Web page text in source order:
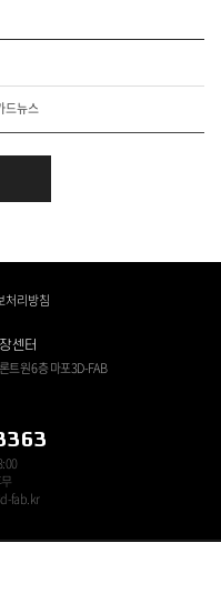
드뉴스
처리방침
센터
트원 6층 마포3D-FAB
fab.kr